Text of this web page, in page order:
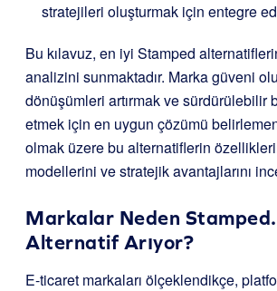
stratejileri oluşturmak için entegre
Bu kılavuz, en iyi Stamped
analizini sunmaktadır. Marka güveni
dönüşümleri artırmak ve sürdürülebilir
etmek için en uygun çözümü
olmak üzere bu alternatiflerin
modellerini ve stratejik avantajlarını
Markalar Neden
Alternatif Arıyor?
E-ticaret markaları ölçeklendikçe,